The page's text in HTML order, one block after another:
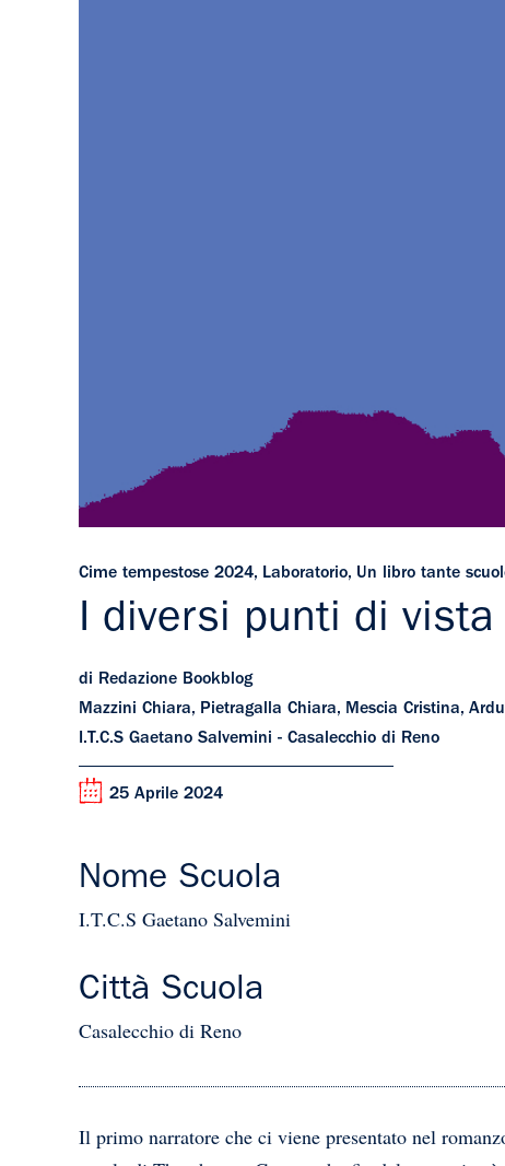
Cime tempestose 2024, Laboratorio, Un libro tante
I diversi punti di
di Redazione Bookblog
Mazzini Chiara, Pietragalla Chiara, Mescia Cristina,
I.T.C.S Gaetano Salvemini - Casalecchio di Reno
25 Aprile 2024
Nome Scuola
I.T.C.S Gaetano Salvemini
Città Scuola
Casalecchio di Reno
Il primo narratore che ci viene presentato nel